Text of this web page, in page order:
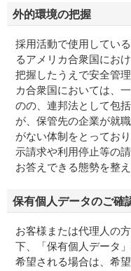
外的環境の把握
採用活動で使用してい
るアメリカ合衆国にお
把握したうえで安全管
カ合衆国においては、
のの、連邦法として包
が、保管先の企業が就
がない体制をとってお
示請求や利用停止等の
お答えできる態勢を整え
保有個人データのご確
お客様または代理人の
下、「保有個人データ
希望される場合は、希